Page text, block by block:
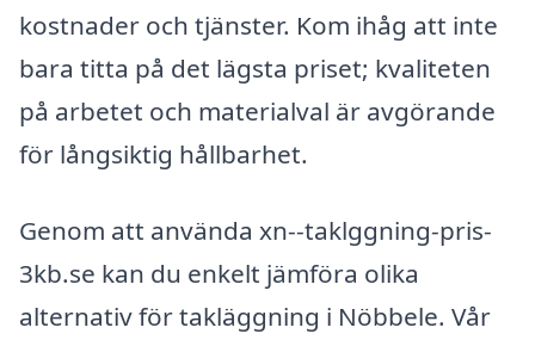
kostnader och tjänster. Kom ihåg att inte
bara titta på det lägsta priset; kvaliteten
på arbetet och materialval är avgörande
för långsiktig hållbarhet.
Genom att använda xn--taklggning-pris-
3kb.se kan du enkelt jämföra olika
alternativ för takläggning i Nöbbele. Vår